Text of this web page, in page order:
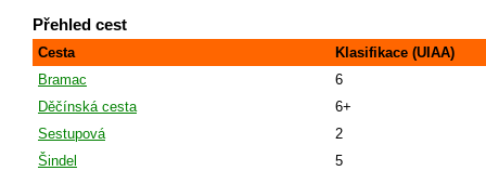
Přehled cest
Cesta
Klasifikace (UIAA)
Bramac
6
Děčínská cesta
6+
Sestupová
2
Šindel
5